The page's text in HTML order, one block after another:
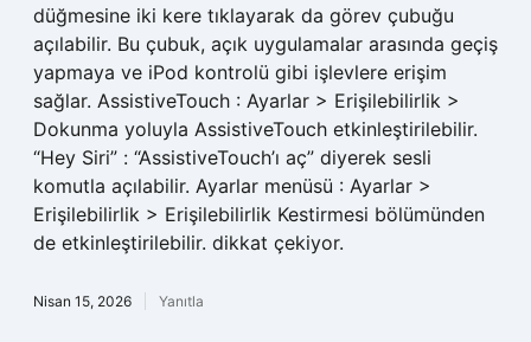
düğmesine iki kere tıklayarak da görev çubuğu
açılabilir. Bu çubuk, açık uygulamalar arasında geçiş
yapmaya ve iPod kontrolü gibi işlevlere erişim
sağlar. AssistiveTouch : Ayarlar > Erişilebilirlik >
Dokunma yoluyla AssistiveTouch etkinleştirilebilir.
“Hey Siri” : “AssistiveTouch’ı aç” diyerek sesli
komutla açılabilir. Ayarlar menüsü : Ayarlar >
Erişilebilirlik > Erişilebilirlik Kestirmesi bölümünden
de etkinleştirilebilir. dikkat çekiyor.
Nisan 15, 2026 Yanıtla